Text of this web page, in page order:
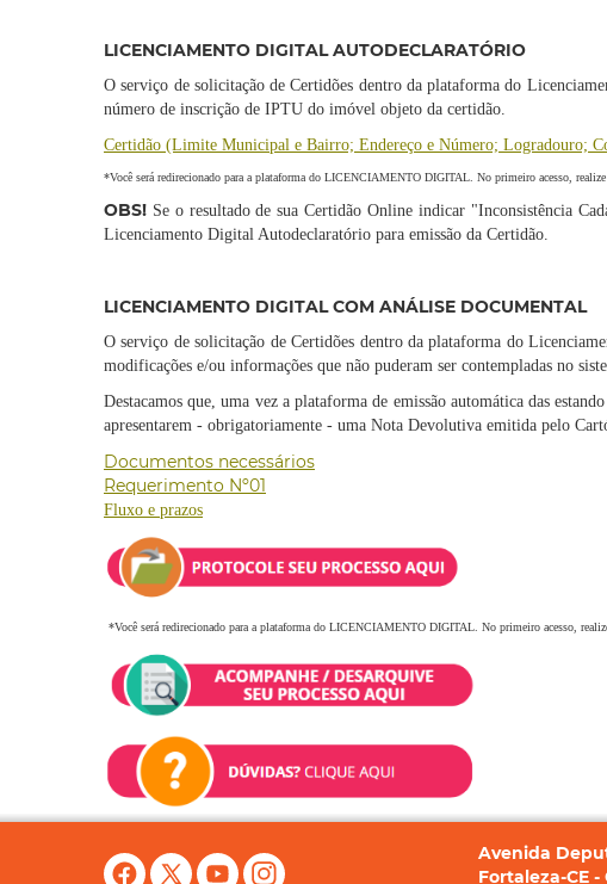
LICENCIAMENTO DIGITAL AUTODECLARATÓRIO
O serviço de solicitação de Certidões dentro da plataforma do
número de inscrição de IPTU do imóvel objeto da certidão.
Certidão (Limite Municipal e Bairro; Endereço e Número; Logradouro;
*Você será redirecionado para a plataforma do LICENCIAMENTO DIGITAL. No primeiro acesso,
OBS! Se o resultado de sua Certidão Online indicar "Inconsistência
Licenciamento Digital Autodeclaratório para emissão da Certidão.
LICENCIAMENTO DIGITAL COM ANÁLISE DOCUMENTAL
O serviço de solicitação de Certidões dentro da plataforma do
modificações e/ou informações que não puderam ser contempladas no
Destacamos que, uma vez a plataforma de emissão automática das
apresentarem - obrigatoriamente - uma Nota Devolutiva emitida pelo
Documentos necessários
Requerimento Nº01
Fluxo e prazos
*Você será redirecionado para a plataforma do LICENCIAMENTO DIGITAL. No primeiro acesso,
Avenida
Fortaleza-CE -